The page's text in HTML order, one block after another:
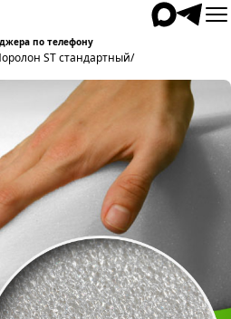
по телефону
ST стандартный/